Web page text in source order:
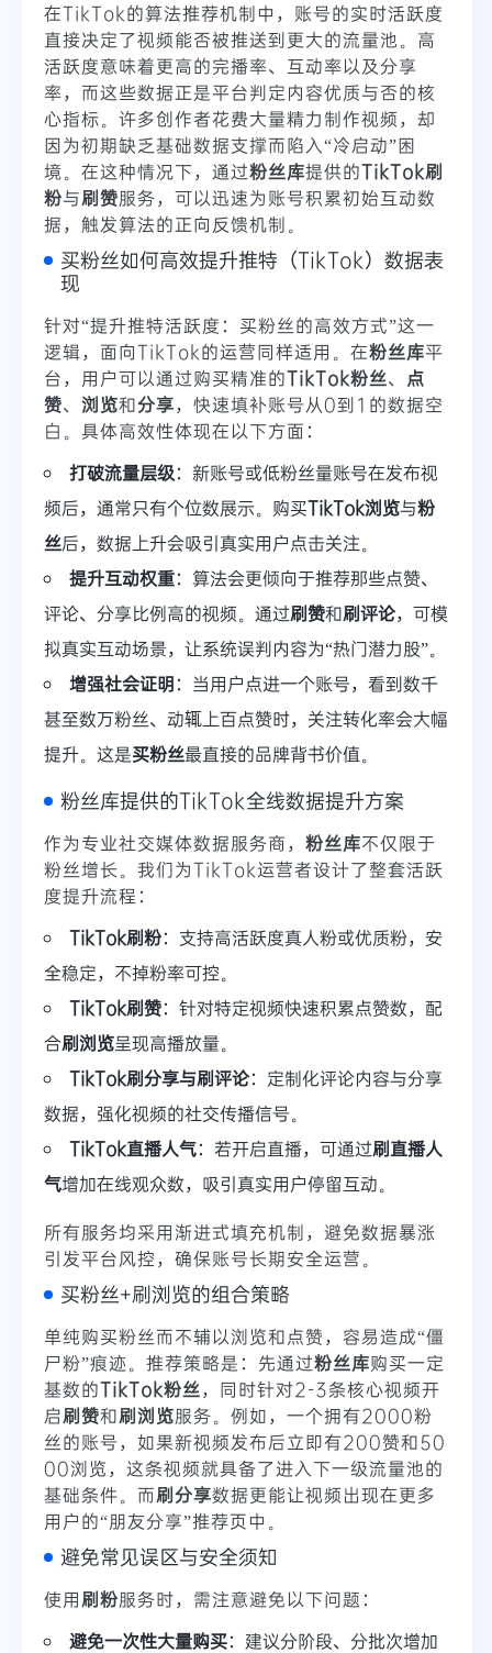
在TikTok的算法推荐机制中，账号的实时活跃度
直接决定了视频能否被推送到更大的流量池。高
活跃度意味着更高的完播率、互动率以及分享
率，而这些数据正是平台判定内容优质与否的核
心指标。许多创作者花费大量精力制作视频，却
因为初期缺乏基础数据支撑而陷入“冷启动”困
境。在这种情况下，通过粉丝库提供的TikTok刷
粉与刷赞服务，可以迅速为账号积累初始互动数
据，触发算法的正向反馈机制。
买粉丝如何高效提升推特（TikTok）数据表
现
针对“提升推特活跃度：买粉丝的高效方式”这一
逻辑，面向TikTok的运营同样适用。在粉丝库平
台，用户可以通过购买精准的TikTok粉丝、 点
赞、 浏览和分享，快速填补账号从0到1的数据空
白。具体高效性体现在以下方面：
打破流量层级：新账号或低粉丝量账号在发布视
频后，通常只有个位数展示。购买TikTok浏览与粉
丝后，数据上升会吸引真实用户点击关注。
提升互动权重：算法会更倾向于推荐那些点赞、
评论、分享比例高的视频。通过刷赞和刷评论，可模
拟真实互动场景，让系统误判内容为“热门潜力股”。
增强社会证明：当用户点进一个账号，看到数千
甚至数万粉丝、动辄上百点赞时，关注转化率会大幅
提升。这是买粉丝最直接的品牌背书价值。
粉丝库提供的TikTok全线数据提升方案
作为专业社交媒体数据服务商， 粉丝库不仅限于
粉丝增长。我们为TikTok运营者设计了整套活跃
度提升流程：
TikTok刷粉：支持高活跃度真人粉或优质粉，安
全稳定，不掉粉率可控。
TikTok刷赞：针对特定视频快速积累点赞数，配
合刷浏览呈现高播放量。
TikTok刷分享与刷评论：定制化评论内容与分享
数据，强化视频的社交传播信号。
TikTok直播人气：若开启直播，可通过刷直播人
气增加在线观众数，吸引真实用户停留互动。
所有服务均采用渐进式填充机制，避免数据暴涨
引发平台风控，确保账号长期安全运营。
买粉丝+刷浏览的组合策略
单纯购买粉丝而不辅以浏览和点赞，容易造成“僵
尸粉”痕迹。推荐策略是：先通过粉丝库购买一定
基数的TikTok粉丝，同时针对2-3条核心视频开
启刷赞和刷浏览服务。例如，一个拥有2000粉
丝的账号，如果新视频发布后立即有200赞和50
00浏览，这条视频就具备了进入下一级流量池的
基础条件。而刷分享数据更能让视频出现在更多
用户的“朋友分享”推荐页中。
避免常见误区与安全须知
使用刷粉服务时，需注意避免以下问题：
避免一次性大量购买：建议分阶段、分批次增加